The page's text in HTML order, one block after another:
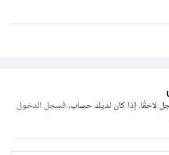
لاحقًا. إذا كان لديك حساب،فسجل الدخول